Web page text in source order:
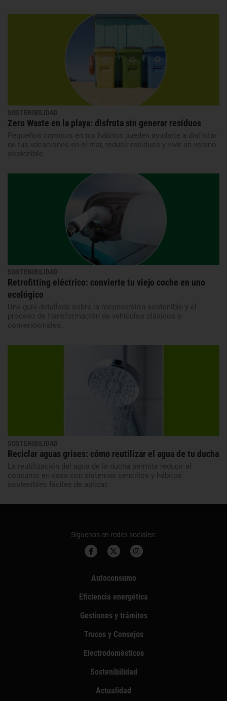
SOSTENIBILIDAD
Zero Waste en la playa: disfruta sin generar residuos
Pequeños cambios en tus hábitos pueden ayudarte a disfrutar
de tus vacaciones en el mar, reducir residuos y vivir un verano
sostenible
SOSTENIBILIDAD
Retrofitting eléctrico: convierte tu viejo coche en uno
ecológico
Una guía detallada sobre la reconversión sostenible y el
proceso de transformación de vehículos clásicos o
convencionales.
SOSTENIBILIDAD
Reciclar aguas grises: cómo reutilizar el agua de tu ducha
La reutilización del agua de la ducha permite reducir el
consumo en casa con sistemas sencillos y hábitos
sostenibles fáciles de aplicar.
Síguenos en redes sociales:
Autoconsumo
Eficiencia energética
Gestiones y trámites
Trucos y Consejos
Electrodomésticos
Sostenibilidad
Actualidad